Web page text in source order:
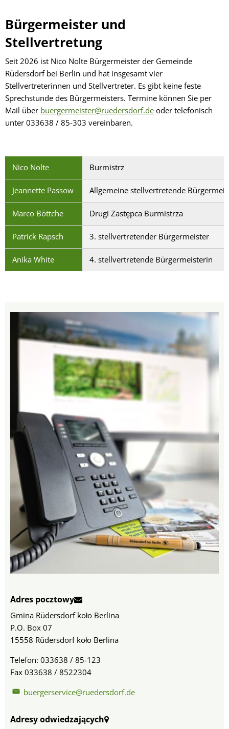
Bürgermeister und
Stellvertretung
Seit 2026 ist Nico Nolte Bürgermeister der Gemeinde
Rüdersdorf bei Berlin und hat insgesamt vier
Stellvertreterinnen und Stellvertreter. Es gibt keine feste
Sprechstunde des Bürgermeisters. Termine können Sie per
Mail über buergermeister@ruedersdorf.de oder telefonisch
unter 033638 / 85-303 vereinbaren.
Nico Nolte Burmistrz
Jeannette Passow Allgemeine stellvertretende
Marco Böttche Drugi Zastępca Burmistrza
Patrick Rapsch 3. stellvertretender Bürgermeister
Anika White 4. stellvertretende Bürgermeisterin
Adres pocztowy
Gmina Rüdersdorf koło Berlina
P.O. Box 07
15558 Rüdersdorf koło Berlina
Telefon: 033638 / 85-123
Fax 033638 / 8522304
buergerservice@ruedersdorf.de
Adresy odwiedzających